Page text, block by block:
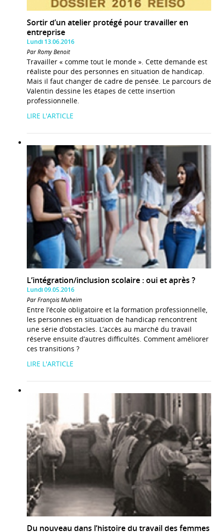
Sortir d’un atelier protégé pour travailler en
entreprise
Lundi 13.06.2016
Par Romy Benoit
Travailler « comme tout le monde ». Cette demande est
réaliste pour des personnes en situation de handicap.
Mais il faut changer de cadre de pensée. Le parcours de
Valentin dessine les étapes de cette insertion
professionnelle.
LIRE L'ARTICLE
L’intégration/inclusion scolaire : oui et après ?
Lundi 09.05.2016
Par François Muheim
Entre l’école obligatoire et la formation professionnelle,
les personnes en situation de handicap rencontrent
une série d’obstacles. L’accès au marché du travail
réserve ensuite d’autres difficultés. Comment améliorer
ces transitions ?
LIRE L'ARTICLE
Du nouveau dans l’histoire du travail des femmes